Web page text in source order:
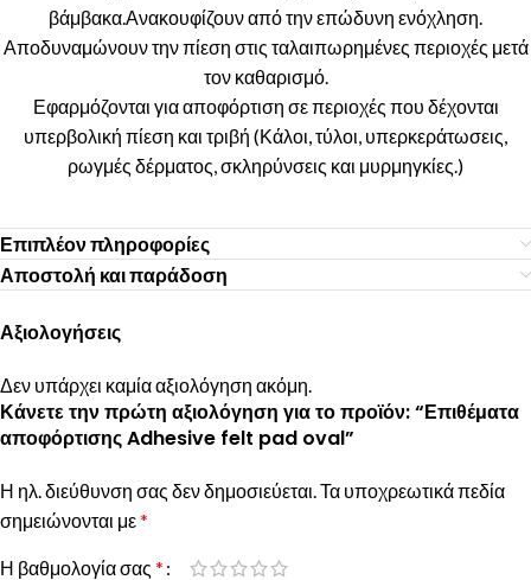
βάμβακα.Ανακουφίζουν από την επώδυνη ενόχληση.
Αποδυναμώνουν την πίεση στις ταλαιπωρημένες περιοχές μετά
τον καθαρισμό.
Εφαρμόζονται για αποφόρτιση σε περιοχές που δέχονται
υπερβολική πίεση και τριβή (Κάλοι, τύλοι, υπερκεράτωσεις,
ρωγμές δέρματος, σκληρύνσεις και μυρμηγκίες.)
Επιπλέον πληροφορίες
Αποστολή και παράδοση
Αξιολογήσεις
Δεν υπάρχει καμία αξιολόγηση ακόμη.
Κάνετε την πρώτη αξιολόγηση για το προϊόν: “Επιθέματα
αποφόρτισης Adhesive felt pad oval”
Η ηλ. διεύθυνση σας δεν δημοσιεύεται.Τα υποχρεωτικά πεδία
σημειώνονται με*
Η βαθμολογία σας *